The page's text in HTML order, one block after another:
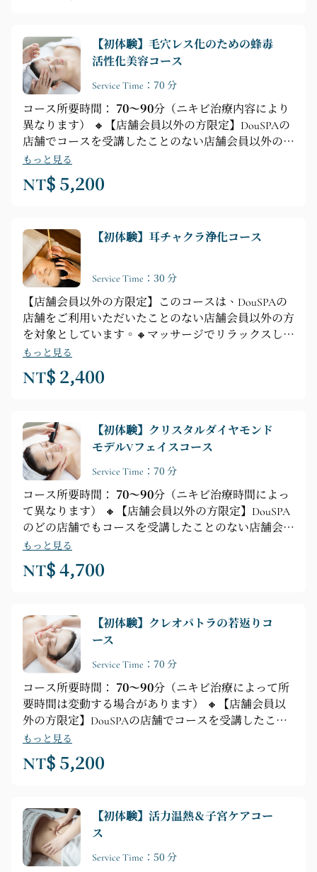
テクニック）
【初体験】毛穴レス化のための蜂毒
活性化美容コース
Service Time：70 分
コース所要時間： 70～90分（ニキビ治療内容により
異なります） 🔸【店舗会員以外の方限定】DouSPAの
店舗でコースを受講したことのない店舗会員以外の方
🔸 美しい、メイクなしの肌を作り上げます 🔸【フェ
イシャルケアのポイント】ディープクレンジング ►
毛穴浄化 ► 保湿エッセンス＋蜂毒活性化マッサージ
もっと見る
NT$ 5,200
【初体験】耳チャクラ浄化コース
Service Time：30 分
【店舗会員以外の方限定】このコースは、DouSPAの
店舗をご利用いただいたことのない店舗会員以外の方
を対象としています。🔸マッサージでリラックスして
眠気や疲労を解消しましょう🔸【コース内容】プロに
よるカウンセリング ► シャワー ► デトックス ► ハ
ンドマッサージ ► 耳キャンドル浄化
もっと見る
NT$ 2,400
【初体験】クリスタルダイヤモンド
モデルVフェイスコース
Service Time：70 分
コース所要時間： 70～90分（ニキビ治療時間によっ
て異なります） 🔸【店舗会員以外の方限定】DouSPA
のどの店舗でもコースを受講したことのない店舗会員
以外の方。 🔸スーパーモデルのようなV字型の小顔を
手に入れ、輝くような小顔美女に。 🔸【フェイシャ
ルケアのポイント】エッセンシャルオイル導入 ► デ
注入 ► コラーゲンサプリメント + RFモノポーララジ
オ波デバイス ► フェイシャルマスク ► 肩、首、手の
リリーフマッサージ
もっと見る
NT$ 4,700
【初体験】クレオパトラの若返りコ
ース
Service Time：70 分
コース所要時間： 70～90分（ニキビ治療によって所
要時間は変動する場合があります） 🔸【店舗会員以
外の方限定】DouSPAの店舗でコースを受講したこと
のない店舗会員以外の方 🔸オイルで若々しい肌へ
🔸【フェイシャルケアのポイント】洗顔 ► ニキビ治
療 ► 4段階オイルベーススキンケアテクニック（ア
肩、首、手、頭のローズオイルマッサージ
もっと見る
NT$ 5,200
【初体験】活力温熱＆子宮ケアコー
ス
Service Time：50 分